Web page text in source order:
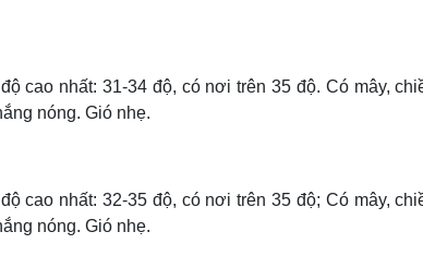
cao nhất: 31-34 độ, có nơi trên 35 độ. Có mây,
nóng. Gió nhẹ.
cao nhất: 32-35 độ, có nơi trên 35 độ; Có mây,
nóng. Gió nhẹ.